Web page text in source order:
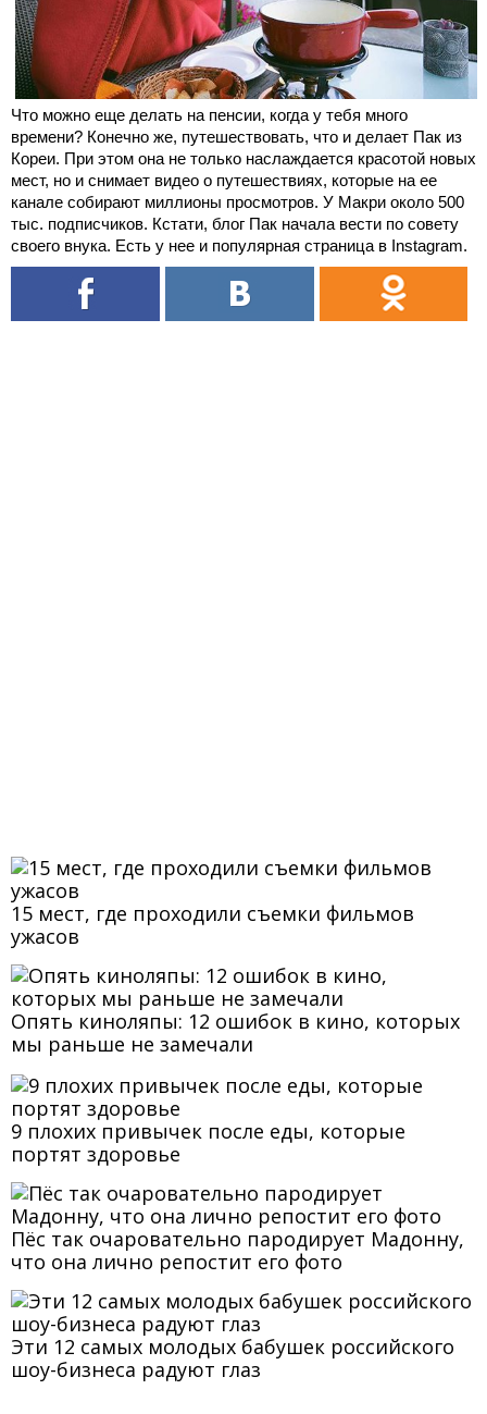
Что можно еще делать на пенсии, когда у тебя много
времени? Конечно же, путешествовать, что и делает Пак из
Кореи. При этом она не только наслаждается красотой новых
мест, но и снимает видео о путешествиях, которые на ее
канале собирают миллионы просмотров. У Макри около 500
тыс. подписчиков. Кстати, блог Пак начала вести по совету
своего внука. Есть у нее и популярная страница в Instagram.
15 мест, где проходили съемки фильмов
ужасов
Опять киноляпы: 12 ошибок в кино, которых
мы раньше не замечали
9 плохих привычек после еды, которые
портят здоровье
Пёс так очаровательно пародирует Мадонну,
что она лично репостит его фото
Эти 12 самых молодых бабушек российского
шоу-бизнеса радуют глаз